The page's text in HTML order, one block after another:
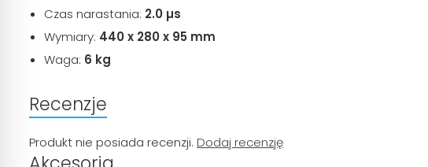
Czas narastania: 2.0 µs
Wymiary: 440 x 280 x 95 mm
Waga: 6 kg
Recenzje
Produkt nie posiada recenzji. Dodaj recenzję